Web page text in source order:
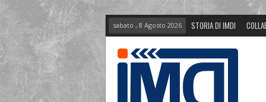
sabato , 8 Agosto 2026 STORIA DI IMDI